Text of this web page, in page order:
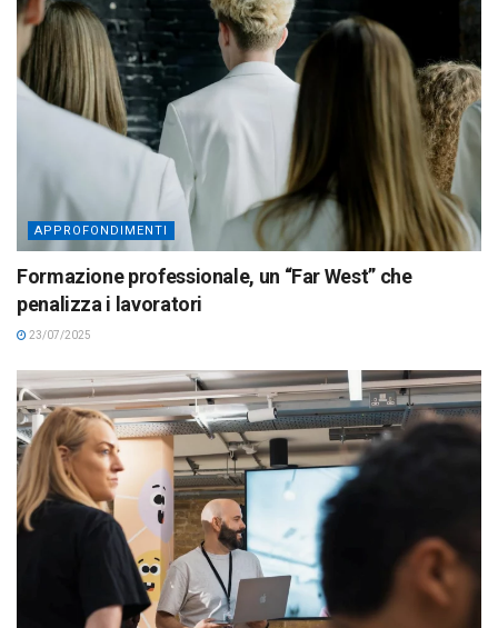
APPROFONDIMENTI
Formazione professionale, un “Far West” che
penalizza i lavoratori
23/07/2025